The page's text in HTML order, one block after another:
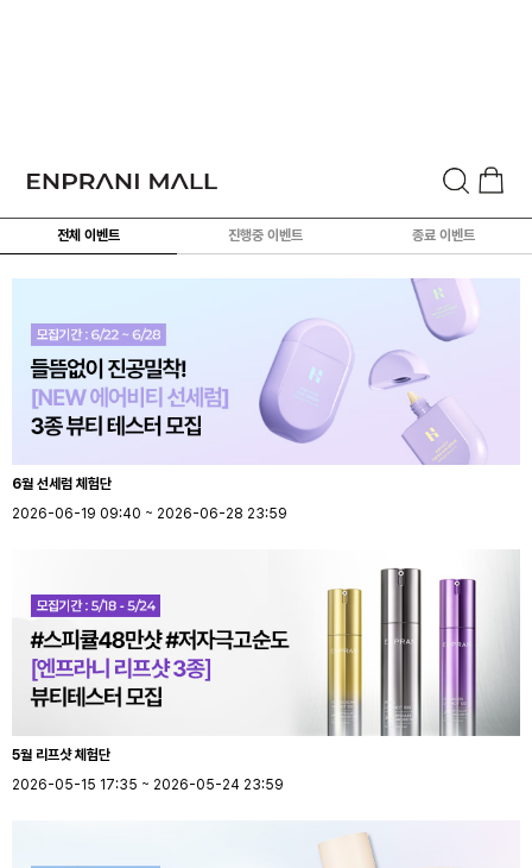
전체 이벤트 진행중 이벤트 종료 이벤트
6월 선세럼 체험단
2026-06-19 09:40 ~ 2026-06-28 23:59
5월 리프샷 체험단
2026-05-15 17:35 ~ 2026-05-24 23:59